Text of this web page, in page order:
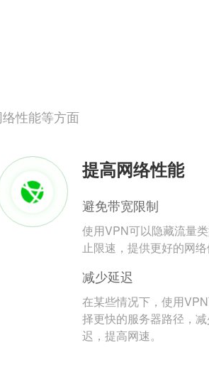
性能等方面
提高网络性能
避免带宽限制
使用VPN可以隐藏流量
止限速，提供更好的网络
减少延迟
在某些情况下，使用
择更快的服务器路径，减
迟，提高网速。